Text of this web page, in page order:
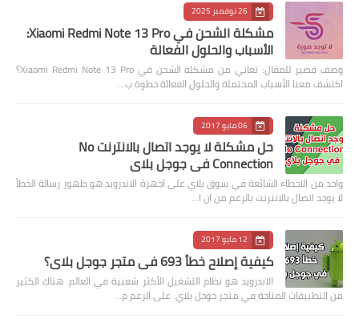
26 نوفمبر 2025
مشكلة الشحن في Xiaomi Redmi Note 13 Pro:
الأسباب والحلول الفعالة
وصف قصير للمقال: تعاني من مشكلة الشحن في Xiaomi Redmi Note 13 Pro؟
اكتشف معنا الأسباب المحتملة والحلول الفعالة خطوة ب…
06 مايو 2017
حل مشكلة لا يوجد اتصال بالانترنت No
Connection في جوجل بلاي
واحد من الاخطاء الشائعة في سوق بلاي على اجهزة الاندرويد هو ظهور رسالة الخطأ
لا يوجد اتصال بالانترنت بالرغم من ان ا…
12 مايو 2017
كيفية إصلاح خطأ 693 في متجر جوجل بلاي؟
الاندرويد هو نظام التشغيل الأكثر شعبية في العالم. هناك الكثير
من التطبيقات المتاحة في متجر جوجل بلاي. على الرغم م…